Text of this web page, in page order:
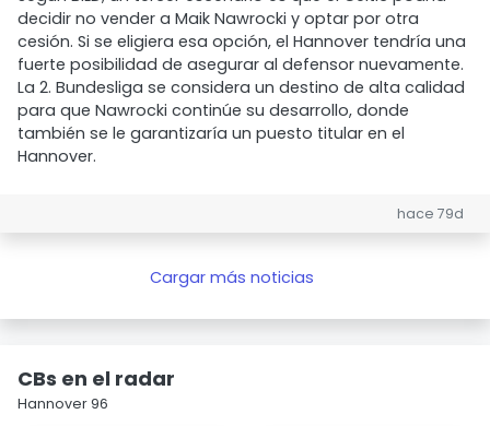
decidir no vender a Maik Nawrocki y optar por otra
cesión. Si se eligiera esa opción, el Hannover tendría una
fuerte posibilidad de asegurar al defensor nuevamente.
La 2. Bundesliga se considera un destino de alta calidad
para que Nawrocki continúe su desarrollo, donde
también se le garantizaría un puesto titular en el
Hannover.
hace 79d
Cargar más noticias
CBs en el radar
Hannover 96